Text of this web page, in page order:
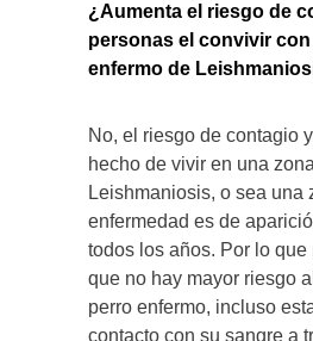
¿Aumenta el riesgo de
personas el convivir
enfermo de
No, el riesgo de contagio
hecho de vivir en una
Leishmaniosis, o sea una
enfermedad es de
todos los años. Por lo que
que no hay mayor riesgo
perro enfermo, incluso
contacto con su sangre a